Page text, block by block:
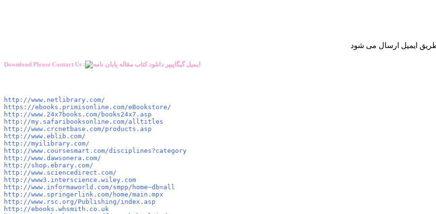
Download Please Contact Us :
http://www.netlibrary.com/
https://ebooks.primisonline.com/eBookstore/
http://www.24x7books.com/books24x7.asp
http://my.safaribooksonline.com/alltitles
http://www.crcnetbase.com/products.asp
http://www.eblib.com/
http://myilibrary.com/
http://www.coursesmart.com/disciplines?category
http://www.dawsonera.com/
http://shop.ebrary.com/
http://www.sciencedirect.com/
http://www3.interscience.wiley.com
http://www.informaworld.com/smpp/home~db=all
http://www.springerlink.com/home/main.mpx
http://www.rsc.org/Publishing/index.asp
http://ebooks.whsmith.co.uk